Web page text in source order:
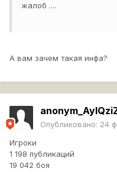
жалоб ....
А вам зачем такая инфа?
Опубликовано: 24
Игроки
1 198 публикаций
19 042 боя